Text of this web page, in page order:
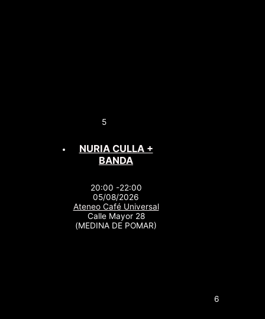
5
NURIA CULLA +
BANDA
20:00 -22:00
05/08/2026
Ateneo Café Universal
Calle Mayor 28
(MEDINA DE POMAR)
6